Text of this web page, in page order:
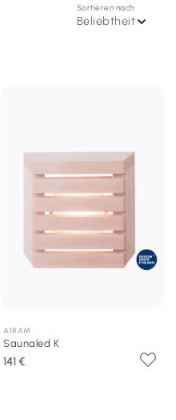
Sortieren nach
Beliebtheit
AIRAM
Saunaled K
141 €